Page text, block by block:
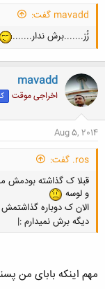
mavadd گفت:
رُُُُُُُُُُُُُُز.......برش ندار.......
mavadd
اخراجی موقت
Aug 5, 2014
ros. گفت:
قبلا ک گذاشته بودمش
و لوسه
الان ک دوباره
دیگه برش نمیدارم :|
مهم اینکه بابای من